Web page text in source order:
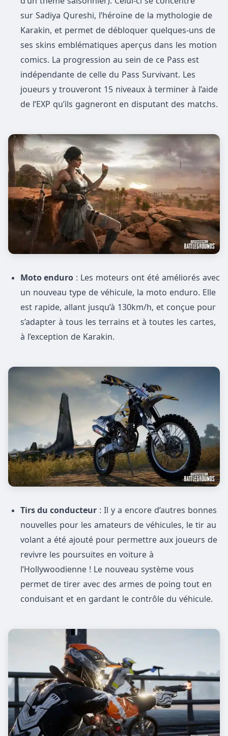
sur Sadiya Qureshi, l’héroïne de la mythologie de
Karakin, et permet de débloquer quelques-uns de
ses skins emblématiques aperçus dans les motion
comics. La progression au sein de ce Pass est
indépendante de celle du Pass Survivant. Les
joueurs y trouveront 15 niveaux à terminer à l’aide
de l’EXP qu’ils gagneront en disputant des matchs.
Moto enduro : Les moteurs ont été améliorés avec
un nouveau type de véhicule, la moto enduro. Elle
est rapide, allant jusqu’à 130km/h, et conçue pour
s’adapter à tous les terrains et à toutes les cartes,
à l’exception de Karakin.
Tirs du conducteur : Il y a encore d’autres bonnes
nouvelles pour les amateurs de véhicules, le tir au
volant a été ajouté pour permettre aux joueurs de
revivre les poursuites en voiture à
l’Hollywoodienne ! Le nouveau système vous
permet de tirer avec des armes de poing tout en
conduisant et en gardant le contrôle du véhicule.